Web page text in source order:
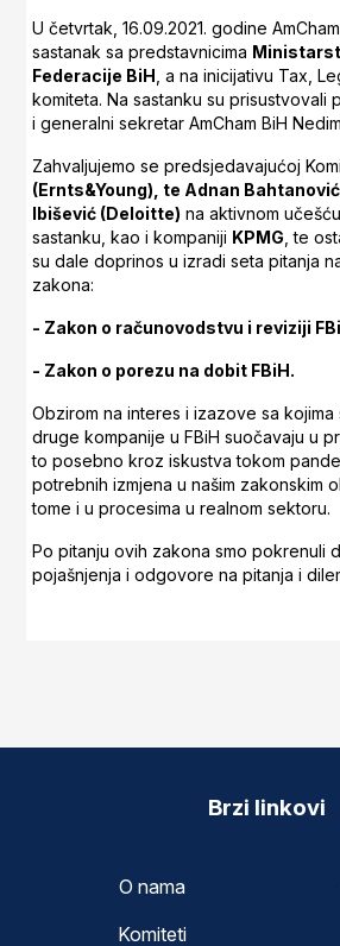
U četvrtak, 16.09.2021. godine
sastanak sa predstavnicima
Federacije BiH , a na inicijativu Tax,
komiteta. Na sastanku su prisustvovali
i generalni sekretar AmCham BiH
Zahvaljujemo se predsjedavajućoj
(Ernts&Young), te Adnan
Ibišević (Deloitte) na aktivnom
sastanku, kao i kompaniji KPMG , te
su dale doprinos u izradi seta pitanja
zakona:
- Zakon o računovodstvu i reviziji
- Zakon o porezu na dobit FBiH.
Obzirom na interes i izazove sa
druge kompanije u FBiH suočavaju u
to posebno kroz iskustva tokom
potrebnih izmjena u našim zakonskim
tome i u procesima u realnom sektoru.
Po pitanju ovih zakona smo pokrenuli
pojašnjenja i odgovore na pitanja i
Brzi linkovi
O nama
Komiteti